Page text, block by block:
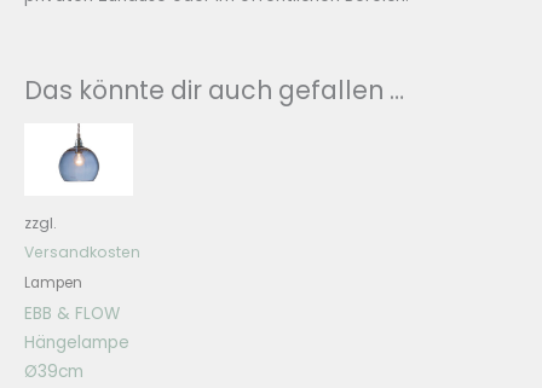
Das könnte dir auch gefallen …
zzgl.
Versandkosten
Lampen
EBB & FLOW
Hängelampe
Ø39cm